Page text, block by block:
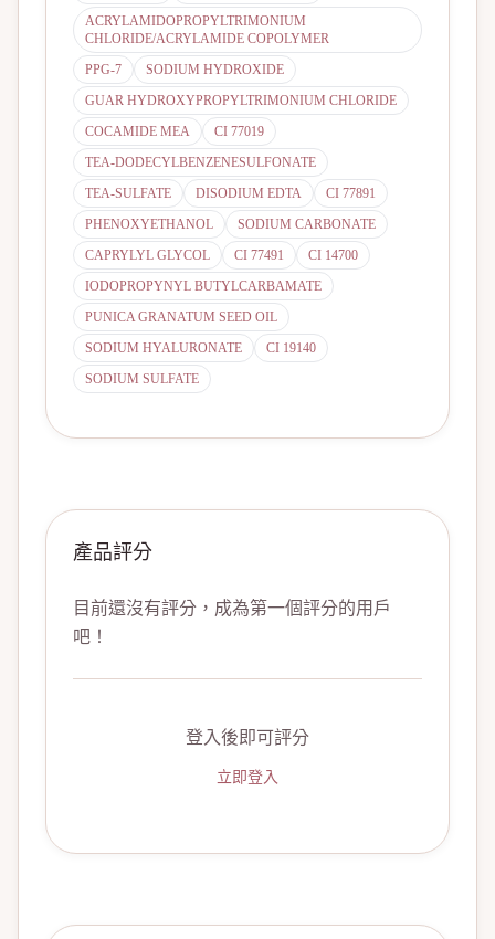
ACRYLAMIDOPROPYLTRIMONIUM
CHLORIDE/ACRYLAMIDE COPOLYMER
PPG-7
SODIUM HYDROXIDE
GUAR HYDROXYPROPYLTRIMONIUM CHLORIDE
COCAMIDE MEA
CI 77019
TEA-DODECYLBENZENESULFONATE
TEA-SULFATE
DISODIUM EDTA
CI 77891
PHENOXYETHANOL
SODIUM CARBONATE
CAPRYLYL GLYCOL
CI 77491
CI 14700
IODOPROPYNYL BUTYLCARBAMATE
PUNICA GRANATUM SEED OIL
SODIUM HYALURONATE
CI 19140
SODIUM SULFATE
產品評分
目前還沒有評分，成為第一個評分的用戶
吧！
登入後即可評分
立即登入